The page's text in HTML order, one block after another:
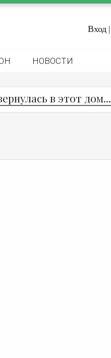
Вход |
НОВОСТИ
в этот дом...